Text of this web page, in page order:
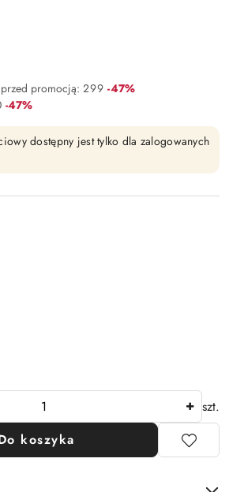
promocją: 299 Rabat:
-47%
Rabat:
-47%
dostępny jest tylko dla zalogowanych
szt.
koszyka